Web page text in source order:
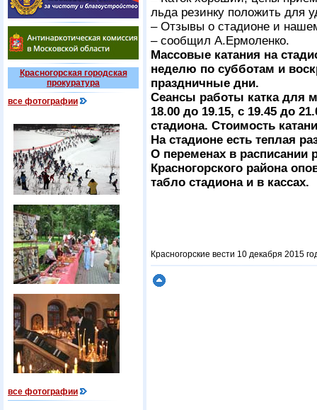
Красногорская городская
прокуратура
все фотографии
все фотографии
льда резинку положить для
– Отзывы о стадионе и
– сообщил А.Ермоленко.
Массовые катания на
неделю по субботам и
праздничные дни.
Сеансы работы катка для
18.00 до 19.15, с 19.45 до
стадиона. Стоимость
На стадионе есть теплая
О переменах в расписании
Красногорского района
табло стадиона и в кассах.
Красногорские вести 10 декабря 2015